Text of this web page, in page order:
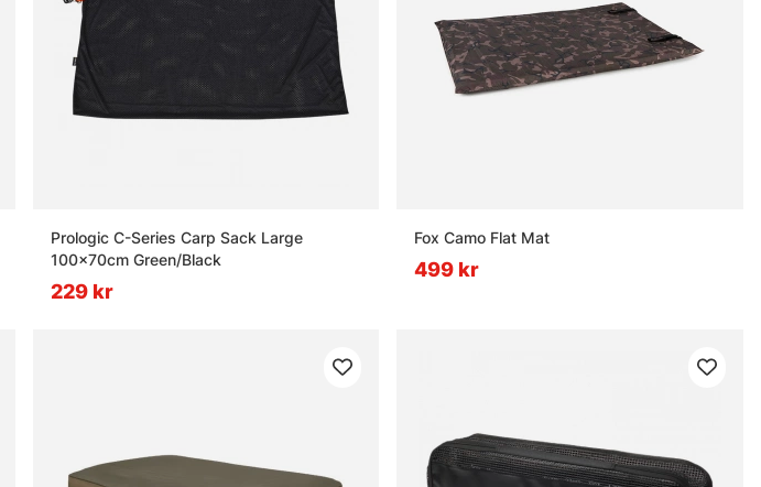
Prologic C-Series Carp Sack Large
100x70cm Green/Black
229 kr
Fox Camo Flat Mat
499 kr